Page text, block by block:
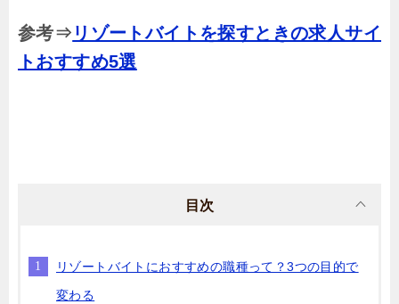
参考⇒ リゾートバイトを探すときの求人サイ
トおすすめ5選
目次
リゾートバイトにおすすめの職種って？3つの目的で
変わる